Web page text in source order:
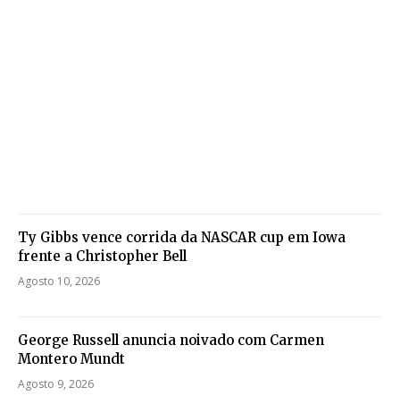
Ty Gibbs vence corrida da NASCAR cup em Iowa
frente a Christopher Bell
Agosto 10, 2026
George Russell anuncia noivado com Carmen
Montero Mundt
Agosto 9, 2026